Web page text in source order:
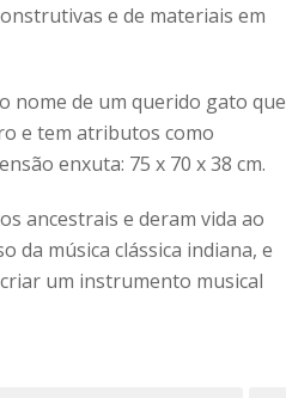
e de materiais em
nome de um querido gato que
e tem atributos como
enxuta: 75 x 70 x 38 cm.
ancestrais e deram vida ao
da música clássica indiana, e
um instrumento musical